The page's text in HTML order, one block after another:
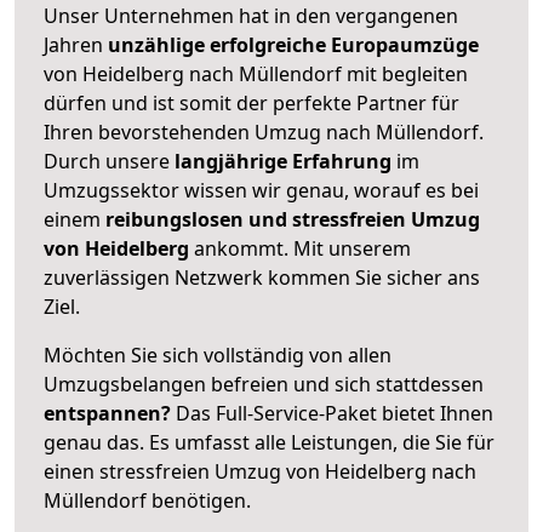
Unser Unternehmen hat in den vergangenen
Jahren unzählige erfolgreiche Europaumzüge
von Heidelberg nach Müllendorf mit begleiten
dürfen und ist somit der perfekte Partner für
Ihren bevorstehenden Umzug nach Müllendorf.
Durch unsere langjährige Erfahrung im
Umzugssektor wissen wir genau, worauf es bei
einem reibungslosen und stressfreien Umzug
von Heidelberg ankommt. Mit unserem
zuverlässigen Netzwerk kommen Sie sicher ans
Ziel.
Möchten Sie sich vollständig von allen
Umzugsbelangen befreien und sich stattdessen
entspannen? Das Full-Service-Paket bietet Ihnen
genau das. Es umfasst alle Leistungen, die Sie für
einen stressfreien Umzug von Heidelberg nach
Müllendorf benötigen.